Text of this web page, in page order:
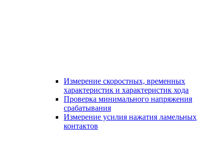
Измерение скоростных, временных
характеристик и характеристик хода
Проверка минимального напряжения
срабатывания
Измерение усилия нажатия ламельных
контактов